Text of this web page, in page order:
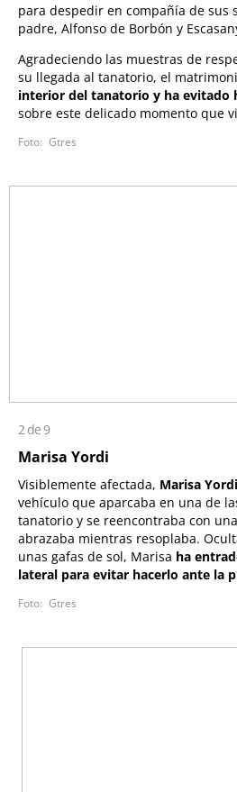
para despedir en compañía de sus
padre, Alfonso de Borbón y
Agradeciendo las muestras de
su llegada al tanatorio, el
interior del tanatorio y ha evitado
sobre este delicado momento que
Gtres
2 de 9
Marisa Yordi
Visiblemente afectada, Marisa Yordi
vehículo que aparcaba en una de
tanatorio y se reencontraba con
abrazaba mientras resoplaba.
unas gafas de sol, Marisa ha
lateral para evitar hacerlo ante la
Gtres